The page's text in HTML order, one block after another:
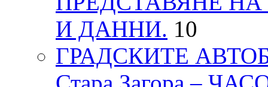
И ДАННИ. 10
ГРАДСКИТЕ